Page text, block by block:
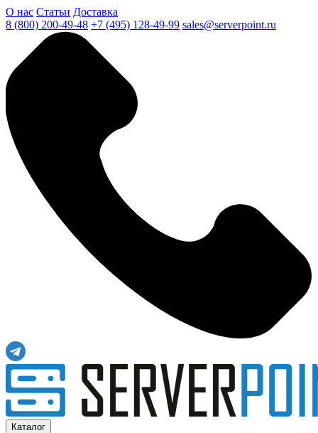
О нас Статьи Доставка
8 (800) 200-49-48 +7 (495) 128-49-99 sales@serverpoint.ru
Каталог